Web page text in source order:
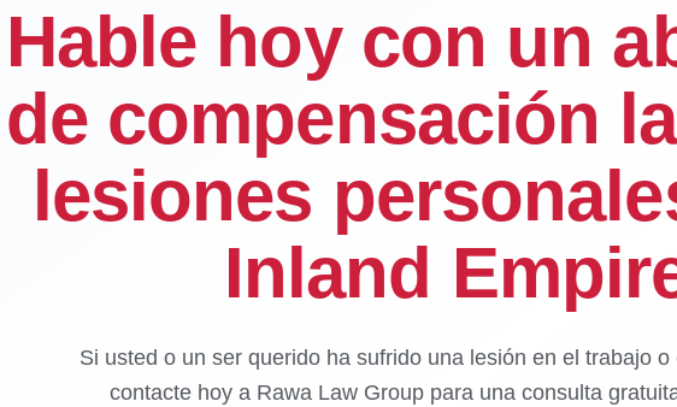
Hable hoy con un
de compensación
lesiones
Inland
Si usted o un ser querido ha sufrido una lesión en el trabajo o
contacte hoy a Rawa Law Group para una consulta